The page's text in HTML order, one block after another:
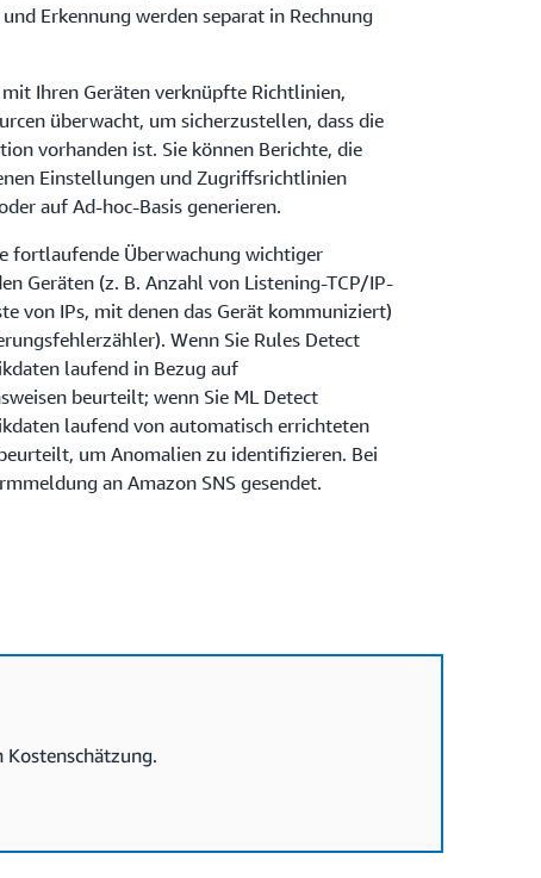
Erkennung werden separat in Rechnung
Ihren Geräten verknüpfte Richtlinien,
überwacht, um sicherzustellen, dass die
vorhanden ist. Sie können Berichte, die
Einstellungen und Zugriffsrichtlinien
auf Ad-hoc-Basis generieren.
fortlaufende Überwachung wichtiger
Geräten (z. B. Anzahl von Listening-TCP/IP-
von IPs, mit denen das Gerät kommuniziert)
Wenn Sie Rules Detect
laufend in Bezug auf
beurteilt; wenn Sie ML Detect
laufend von automatisch errichteten
um Anomalien zu identifizieren. Bei
an Amazon SNS gesendet.
Kostenschätzung.